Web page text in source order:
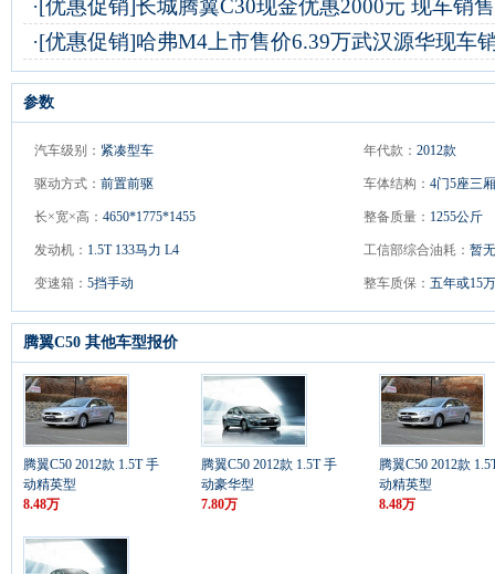
·[优惠促销]长城腾翼C30现金优惠2000元 现车销售
·[优惠促销]哈弗M4上市售价6.39万武汉源华现车
参数
汽车级别： 紧凑型车 年代款： 2012款
驱动方式： 前置前驱 车体结构： 4门5座三
长×宽×高： 4650*1775*1455 整备质量： 1255公斤
发动机： 1.5T 133马力 L4 工信部综合油耗： 暂
变速箱： 5挡手动 整车质保： 五年或15
腾翼C50 其他车型报价
腾翼C50 2012款 1.5T 手
动精英型
8.48万
腾翼C50 2012款 1.5T 手
动豪华型
7.80万
腾翼C50 2012款
动精英型
8.48万